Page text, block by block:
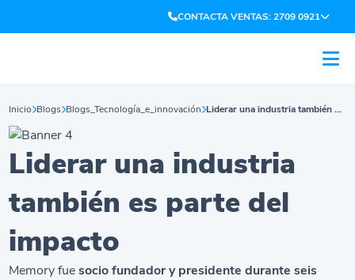
CONTACTA VENTAS: 2709 0921
Inicio Blogs Blogs_Tecnología_e_innovación Liderar una industria también es parte del impacto
Liderar una industria
también es parte del
impacto
Memory fuesocio fundador y presidente durante seis